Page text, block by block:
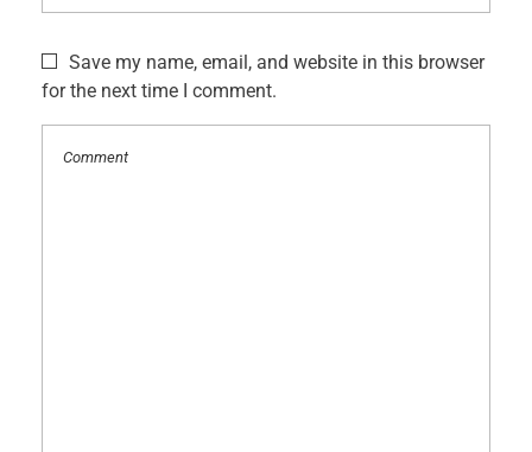
Save my name, email, and website in this browser
for the next time I comment.